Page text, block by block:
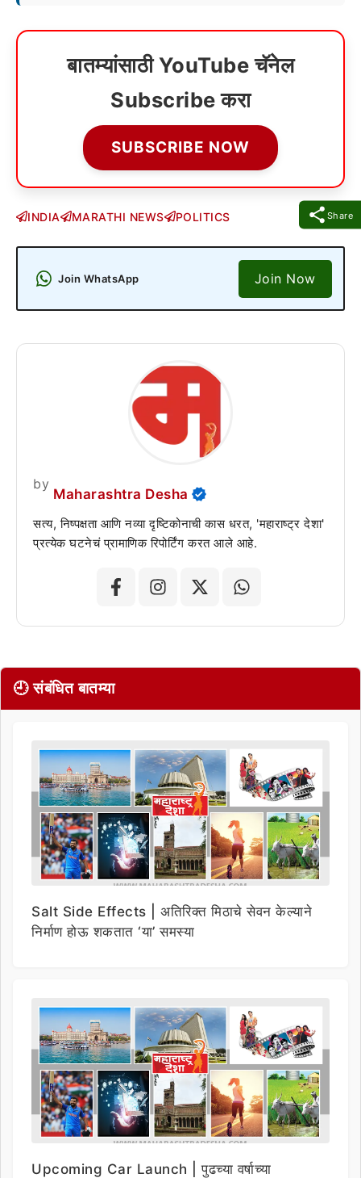
Share
बातम्यांसाठी YouTube चॅनेल
Subscribe करा
SUBSCRIBE NOW
INDIA MARATHI NEWS POLITICS
Join WhatsApp Join Now
by
Maharashtra Desha
सत्य, निष्पक्षता आणि नव्या दृष्टिकोनाची कास धरत, 'महाराष्ट्र देशा'
प्रत्येक घटनेचं प्रामाणिक रिपोर्टिंग करत आले आहे.
🕘 संबंधित बातम्या
Salt Side Effects | अतिरिक्त मिठाचे सेवन केल्याने
निर्माण होऊ शकतात ‘या’ समस्या
Upcoming Car Launch | पुढच्या वर्षाच्या